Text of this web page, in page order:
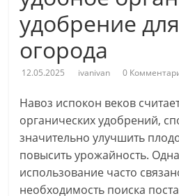
удобрение
огорода
12.05.2025 ivanivan 0
Навоз испокон веков
органических удобрений,
значительно улучшить
повысить урожайность.
использование часто
необходимость поиска